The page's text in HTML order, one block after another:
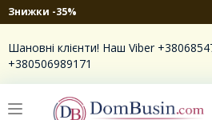
Знижки -35%
Шановні клієнти! Наш Viber
+380506989171